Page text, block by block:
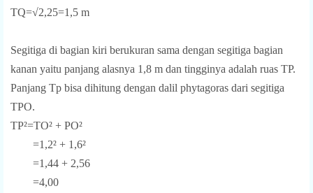
TQ=√2,25=1,5 m
Segitiga di bagian kiri berukuran sama dengan segitiga bagian
kanan yaitu panjang alasnya 1,8 m dan tingginya adalah ruas TP.
Panjang Tp bisa dihitung dengan dalil phytagoras dari segitiga
TPO.
TP²=TO² + PO²
=1,2² + 1,6²
=1,44 + 2,56
=4,00